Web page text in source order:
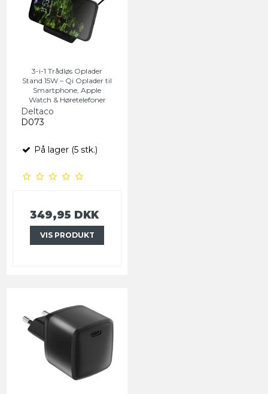
3-i-1 Trådløs Oplader
Stand 15W – Qi Oplader til
Smartphone, Apple
Watch & Høretelefoner
Deltaco
D073
På lager (5 stk.)
349,95 DKK
VIS PRODUKT